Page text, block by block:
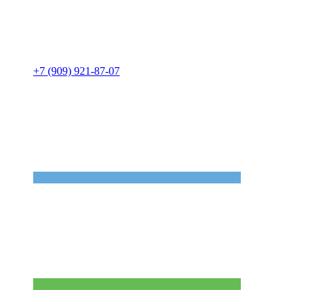
+7 (909) 921-87-07